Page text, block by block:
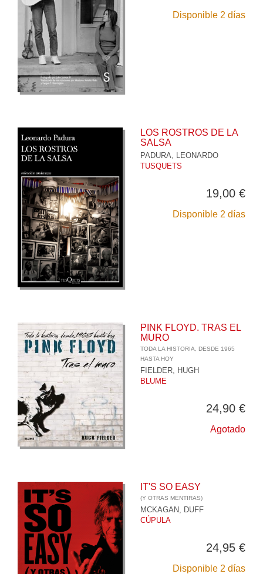
Disponible 2 días
LOS ROSTROS DE LA
SALSA
PADURA, LEONARDO
TUSQUETS
19,00 €
Disponible 2 días
PINK FLOYD. TRAS EL
MURO
TODA LA HISTORIA, DESDE 1965
HASTA HOY
FIELDER, HUGH
BLUME
24,90 €
Agotado
IT'S SO EASY
(Y OTRAS MENTIRAS)
MCKAGAN, DUFF
CÚPULA
24,95 €
Disponible 2 días